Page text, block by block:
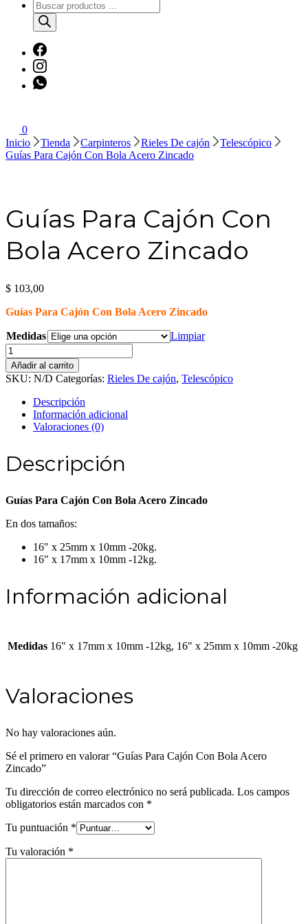
Búsqueda
de
productos
0
Inicio
Tienda Carpinteros Rieles De cajón
Telescópico
Guías Para Cajón Con Bola Acero Zincado
Guías Para Cajón Con
Bola Acero Zincado
$ 103,00
Guías Para Cajón Con Bola Acero Zincado
Medidas
Limpiar
Guías
Para
Cajón
Con
Bola
Acero
Zincado
cantidad
Añadir al carrito
SKU: N/D Categorías: Rieles De cajón, Telescópico
Descripción
Información adicional
Valoraciones (0)
Descripción
Guías Para Cajón Con Bola Acero Zincado
En dos tamaños:
16″ x 25mm x 10mm -20kg.
16″ x 17mm x 10mm -12kg.
Información adicional
Medidas 16" x 17mm x 10mm -12kg, 16" x 25mm x 10mm -20kg
Valoraciones
No hay valoraciones aún.
Sé el primero en valorar “Guías Para Cajón Con Bola Acero
Zincado”
Tu dirección de correo electrónico no será publicada. Los campos
obligatorios están marcados con *
Tu puntuación *
Tu valoración *